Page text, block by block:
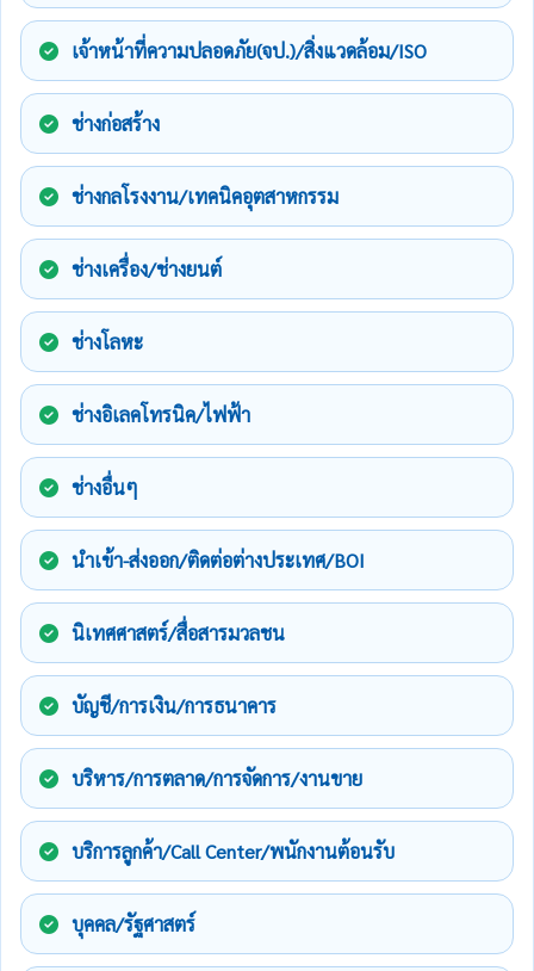
เจ้าหน้าที่ความปลอดภัย(จป.)/สิ่งแวดล้อม/ISO
ช่างก่อสร้าง
ช่างกลโรงงาน/เทคนิคอุตสาหกรรม
ช่างเครื่อง/ช่างยนต์
ช่างโลหะ
ช่างอิเลคโทรนิค/ไฟฟ้า
ช่างอื่นๆ
นำเข้า-ส่งออก/ติดต่อต่างประเทศ/BOI
นิเทศศาสตร์/สื่อสารมวลชน
บัญชี/การเงิน/การธนาคาร
บริหาร/การตลาด/การจัดการ/งานขาย
บริการลูกค้า/Call Center/พนักงานต้อนรับ
บุคคล/รัฐศาสตร์